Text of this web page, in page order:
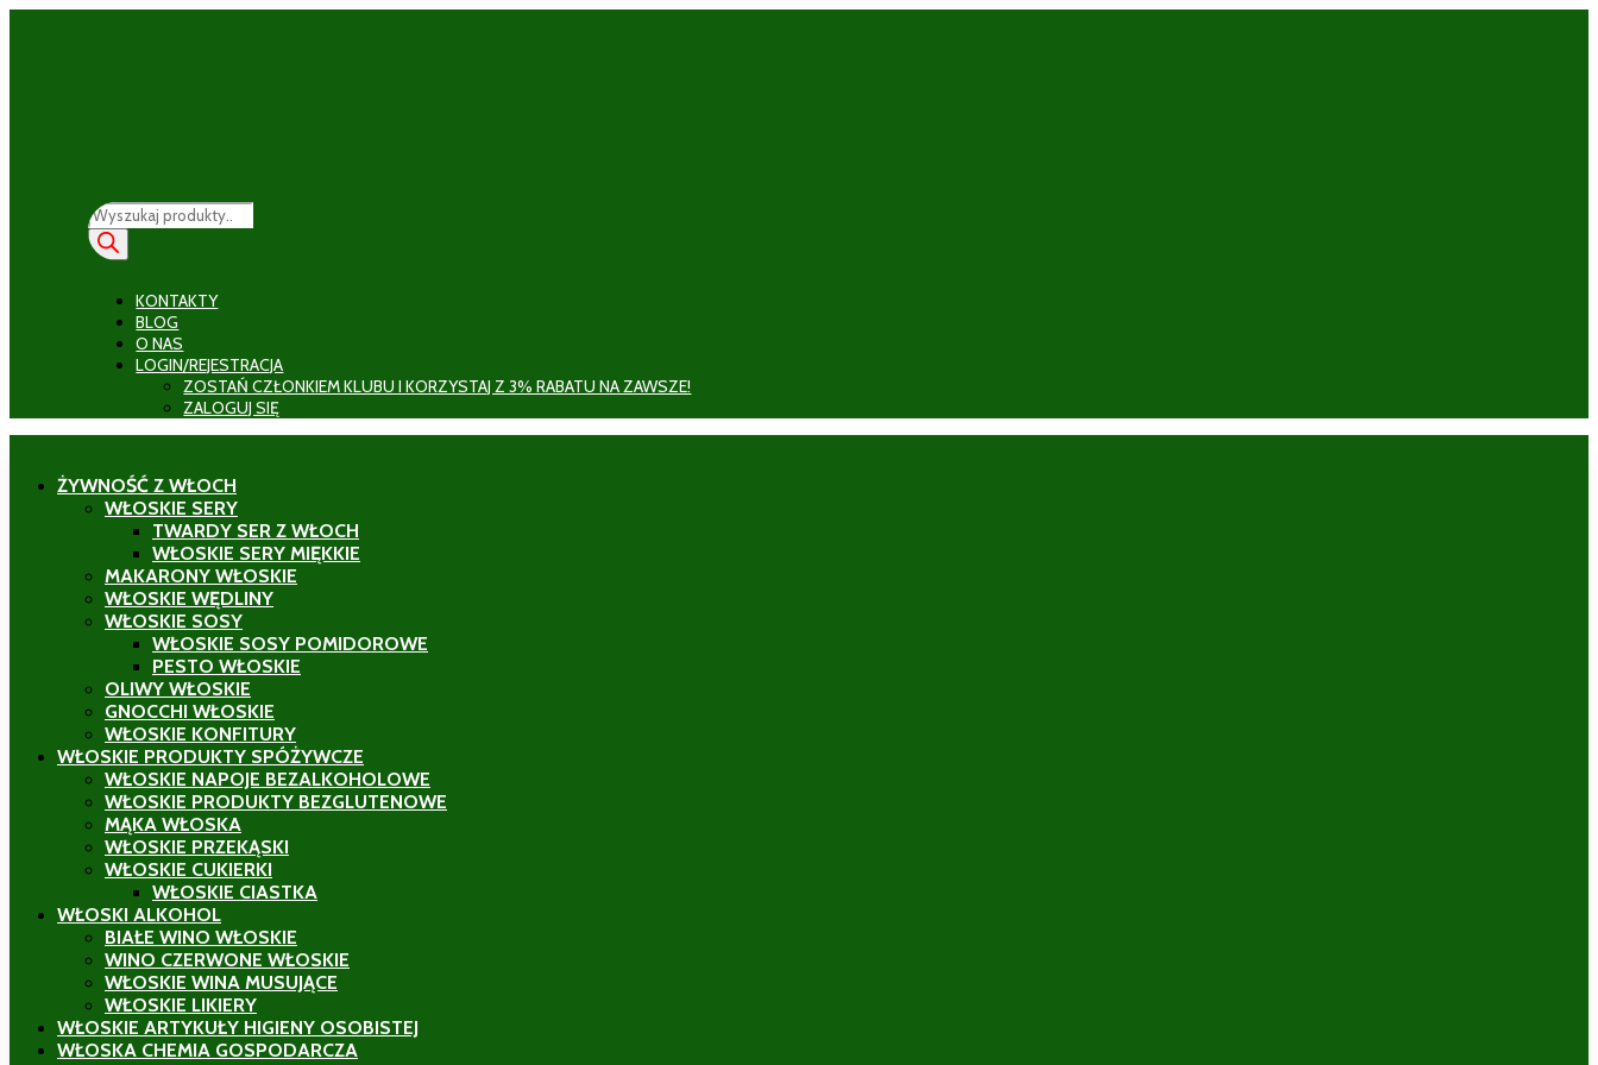
Wyszukiwarka
produktów
KONTAKTY
BLOG
O NAS
LOGIN/REJESTRACJA
ZOSTAŃ CZŁONKIEM KLUBU I KORZYSTAJ Z 3% RABATU NA ZAWSZE!
ZALOGUJ SIĘ
ŻYWNOŚĆ Z WŁOCH
WŁOSKIE SERY
TWARDY SER Z WŁOCH
WŁOSKIE SERY MIĘKKIE
MAKARONY WŁOSKIE
WŁOSKIE WĘDLINY
WŁOSKIE SOSY
WŁOSKIE SOSY POMIDOROWE
PESTO WŁOSKIE
OLIWY WŁOSKIE
GNOCCHI WŁOSKIE
WŁOSKIE KONFITURY
WŁOSKIE PRODUKTY SPÓŻYWCZE
WŁOSKIE NAPOJE BEZALKOHOLOWE
WŁOSKIE PRODUKTY BEZGLUTENOWE
MĄKA WŁOSKA
WŁOSKIE PRZEKĄSKI
WŁOSKIE CUKIERKI
WŁOSKIE CIASTKA
WŁOSKI ALKOHOL
BIAŁE WINO WŁOSKIE
WINO CZERWONE WŁOSKIE
WŁOSKIE WINA MUSUJĄCE
WŁOSKIE LIKIERY
WŁOSKIE ARTYKUŁY HIGIENY OSOBISTEJ
WŁOSKA CHEMIA GOSPODARCZA